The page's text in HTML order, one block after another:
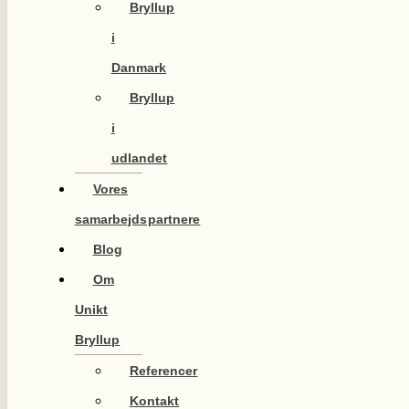
Bryllup
i
Danmark
Bryllup
i
udlandet
Vores
samarbejdspartnere
Blog
Om
Unikt
Bryllup
Referencer
Kontakt